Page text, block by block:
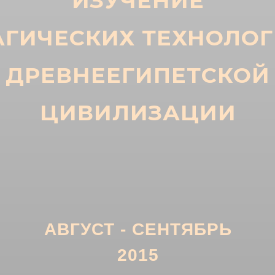
АВГУСТ - СЕНТЯБРЬ
2015
ДРЕВНЕЕГИПЕТСКОЙ
ЦИВИЛИЗАЦИИ